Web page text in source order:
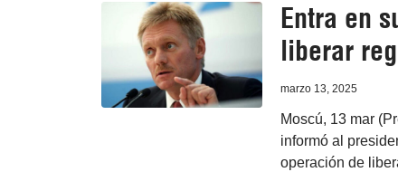
Entra en
liberar
marzo 13, 2025
Moscú, 13 mar
informó al
operación de